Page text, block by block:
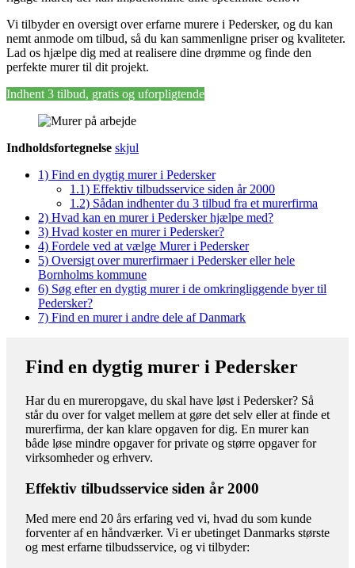
Vi tilbyder en oversigt over erfarne murere i Pedersker, og du kan
nemt anmode om tilbud, så du kan sammenligne priser og kvaliteter.
Lad os hjælpe dig med at realisere dine drømme og finde den
perfekte murer til dit projekt.
Indhent 3 tilbud, gratis og uforpligtende
Indholdsfortegnelse skjul
1) Find en dygtig murer i Pedersker
1.1) Effektiv tilbudsservice siden år 2000
1.2) Sådan indhenter du 3 tilbud fra et murerfirma
2) Hvad kan en murer i Pedersker hjælpe med?
3) Hvad koster en murer i Pedersker?
4) Fordele ved at vælge Murer i Pedersker
5) Oversigt over murerfirmaer i Pedersker eller hele
Bornholms kommune
6) Søg efter en dygtig murer i de omkringliggende byer til
Pedersker?
7) Find en murer i andre dele af Danmark
Find en dygtig murer i Pedersker
Har du en mureropgave, du skal have løst i Pedersker? Så
står du over for valget mellem at gøre det selv eller at finde et
murerfirma, der kan klare opgaven for dig. En murer kan
både løse mindre opgaver for private og større opgaver for
virksomheder og erhverv.
Effektiv tilbudsservice siden år 2000
Med mere end 20 års erfaring ved vi, hvad du som kunde
forventer af en håndværker. Vi er ubetinget Danmarks største
og mest erfarne tilbudsservice, og vi tilbyder: